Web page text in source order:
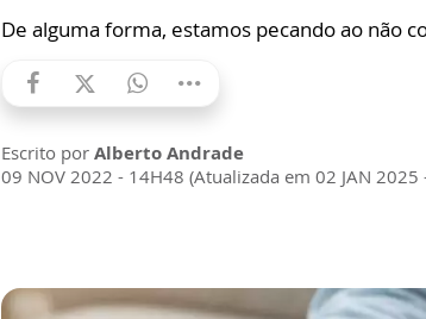
De alguma forma, estamos pecando ao não
Escrito por Alberto Andrade
09 NOV 2022 - 14H48 (Atualizada em 02 JAN 2025